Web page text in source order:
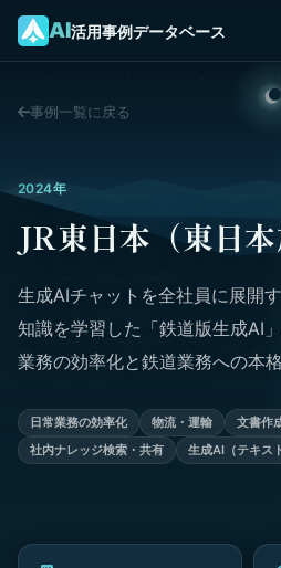
AI活用事例データベース
事例一覧に戻る
2024年
JR東日本（東日本
生成AIチャットを全社員に展開
知識を学習した「鉄道版生成AI
業務の効率化と鉄道業務への本
日常業務の効率化 物流・運輸
文書作
社内ナレッジ検索・共有
生成AI（テキス